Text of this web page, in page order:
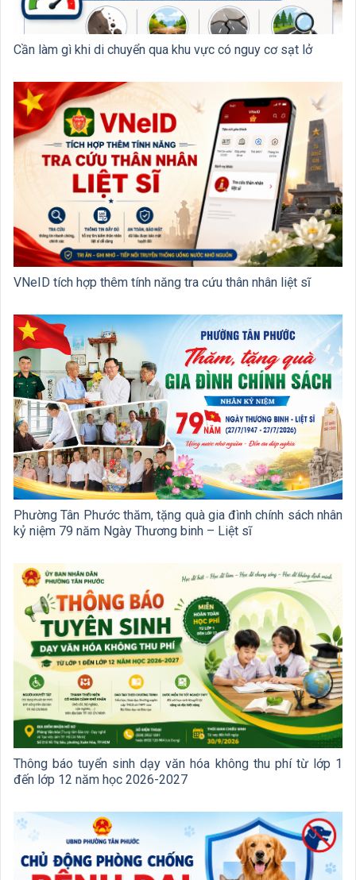
Cần làm gì khi di chuyển qua khu vực có nguy cơ sạt lở
VNeID tích hợp thêm tính năng tra cứu thân nhân liệt sĩ
Phường Tân Phước thăm, tặng quà gia đình chính sách nhân
kỷ niệm 79 năm Ngày Thương binh – Liệt sĩ
Thông báo tuyển sinh dạy văn hóa không thu phí từ lớp 1
đến lớp 12 năm học 2026-2027